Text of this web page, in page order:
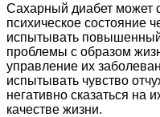
Сахарный диабет может
психическое состояние
испытывать повышенный
проблемы с образом
управление их
испытывать чувство
негативно сказаться на
качестве жизни.